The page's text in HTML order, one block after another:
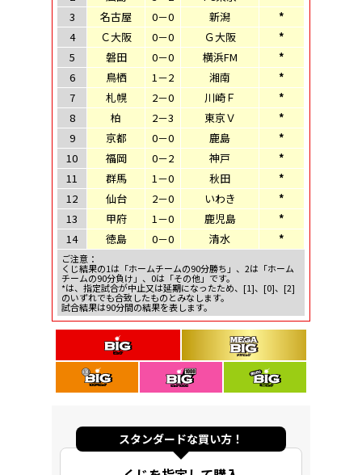
3
名古屋 0－0 新潟
*
4
Ｃ大阪 0－0 Ｇ大阪
*
5
磐田 0－0 横浜FM
*
6
鳥栖 1－2 湘南
*
7
札幌 2－0 川崎Ｆ
*
8
柏 2－3 東京Ｖ
*
9
京都 0－0 鹿島
*
10
福岡 0－2 神戸
*
11
群馬 1－0 秋田
*
12
仙台 2－0 いわき
*
13
甲府 1－0 鹿児島
*
14
徳島 0－0 清水 *
ご注意：
くじ結果の1は「ホームチームの90分勝ち」、2は「ホーム
チームの90分負け」、0は「その他」です。
*は、指定試合が中止又は延期になったため、[1]、[0]、[2]
のいずれでも合致したものとみなします。
試合結果は90分間の結果を表します。
スタンダードな買い方！